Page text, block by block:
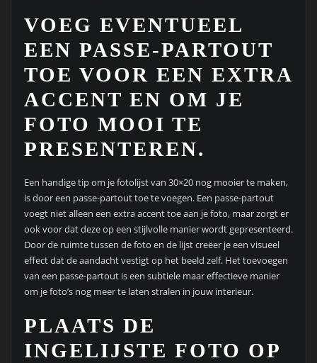
VOEG EVENTUEEL
EEN PASSE-PARTOUT
TOE VOOR EEN EXTRA
ACCENT EN OM JE
FOTO MOOI TE
PRESENTEREN.
Een handige tip om je fotolijst van 30×20 nog mooier te maken,
is door een passe-partout toe te voegen. Een passe-partout
voegt niet alleen een extra accent toe aan je foto, maar zorgt er
ook voor dat deze op een stijlvolle manier wordt gepresenteerd.
Door de ruimte tussen de foto en de lijst creëer je een visueel
effect dat de aandacht vestigt op het beeld zelf. Het toevoegen
van een passe-partout is een subtiele maar effectieve manier
om je foto’s nog meer te laten stralen in jouw interieur.
PLAATS DE
INGELIJSTE FOTO OP